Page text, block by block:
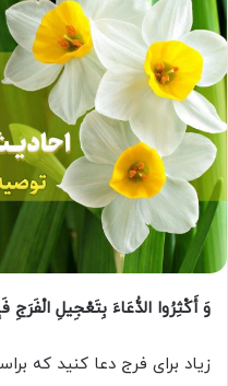
وَ أَکْثِرُوا الدُّعَاءَ بِتَعْجِیلِ
زیاد برای فرج دعا کنید که